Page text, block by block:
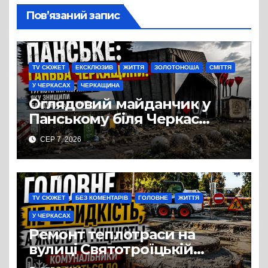
Пов’язаний запис
TV СЮЖЕТ ЕКСКЛЮЗИВ ЖИТТЯ ЗОЛОТОНОША СМІТТЯ
У ЧЕРКАСАХ ЧЕРКАЩИНА
Оглядовий майданчик у
Панському біля Черкас
перетворився на занедбане
сміттєзвалище
СЕР 7, 2026
TV СЮЖЕТ БЕЗ КОМЕНТАРІВ ГОЛОВНЕ ЖИТТЯ
У ЧЕРКАСАХ
Ремонт теплотраси на
вулиці Святотроїцькій
затягнувся порівняно із